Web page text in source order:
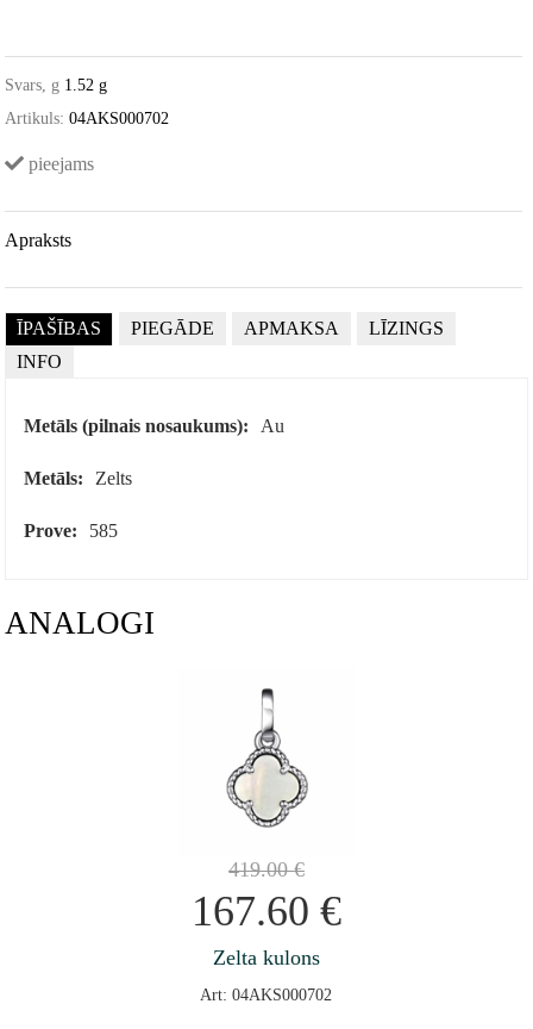
Svars, g 1.52 g
Artikuls: 04AKS000702
pieejams
Apraksts
ĪPAŠĪBAS PIEGĀDE APMAKSA
LĪZINGS
INFO
Metāls (pilnais nosaukums): Au
Metāls: Zelts
Prove: 585
ANALOGI
419.00€
167.60 €
Zelta kulons
Art: 04AKS000702